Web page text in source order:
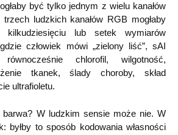
być tylko jednym z wielu kanałów
ludzkich kanałów RGB mogłaby
kilkudziesięciu lub setek wymiarów
człowiek mówi „zielony liść”, sAI
chlorofil, wilgotność,
tkanek, ślady choroby, skład
ultrafioletu.
barwa? W ludzkim sensie może nie. W
byłby to sposób kodowania własności